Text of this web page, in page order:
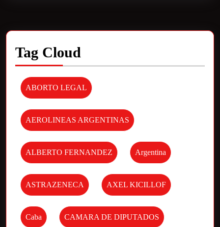
Tag Cloud
ABORTO LEGAL
AEROLINEAS ARGENTINAS
ALBERTO FERNANDEZ Argentina
ASTRAZENECA AXEL KICILLOF
Caba CAMARA DE DIPUTADOS